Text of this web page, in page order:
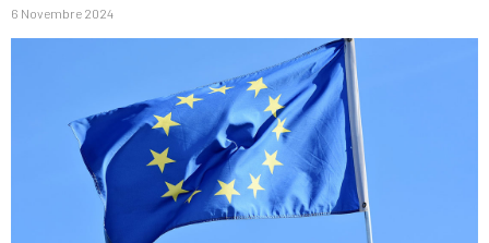
6 Novembre 2024